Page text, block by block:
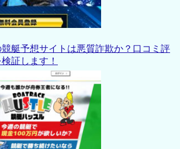
艇予想サイトは悪質詐欺か？口コミ評
証します！